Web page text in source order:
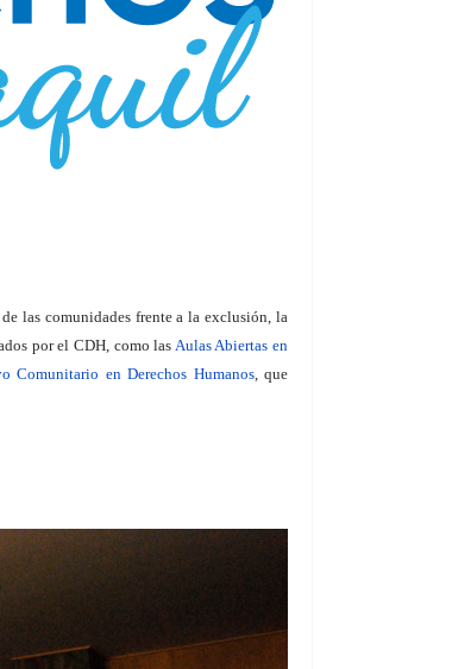
las comunidades frente a la exclusión, la
por el CDH, como las Aulas Abiertas en
Comunitario en Derechos Humanos, que